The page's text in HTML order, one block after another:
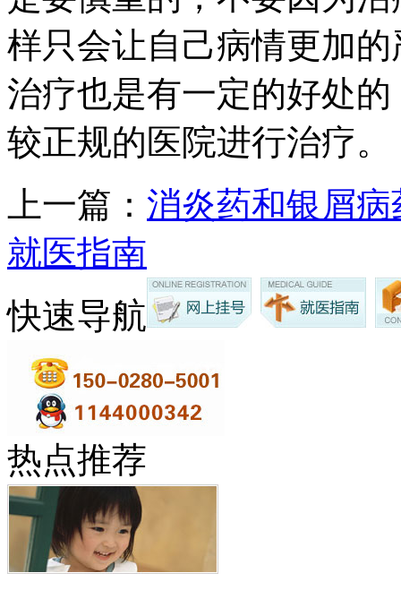
样只会让自己病情更加
治疗也是有一定的好处
较正规的医院进行治疗。
上一篇： 消炎药和银屑
就医指南
快速导航
热点推荐